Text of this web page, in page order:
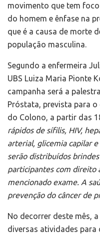
movimento que tem
do homem e ênfase na
que é a causa de morte
população masculina.
Segundo a enfermeira
UBS Luiza Maria Pionte
campanha será a
Próstata, prevista para o
do Colono, a partir das
rápidos de sífilis, HIV,
arterial, glicemia capilar
serão distribuídos
participantes com direito
mencionado exame. A
prevenção do câncer de
No decorrer deste mês,
diversas atividades para